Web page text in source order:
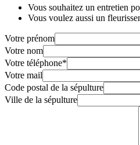
Vous souhaitez un entretien
Vous voulez aussi un
Votre prénom
Votre nom
Votre téléphone*
Votre mail
Code postal de la sépulture
Ville de la sépulture